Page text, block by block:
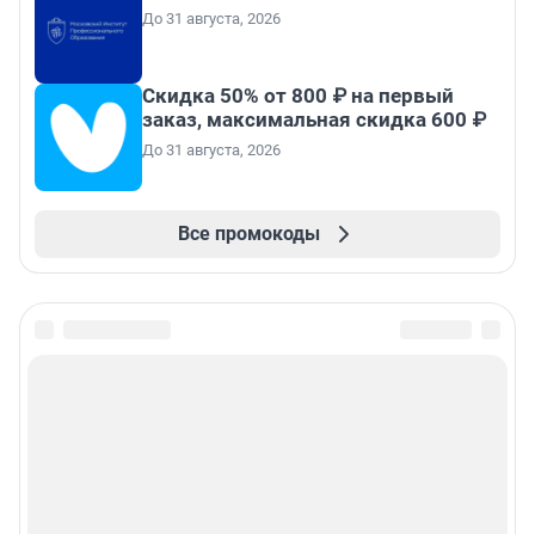
До 31 августа, 2026
Скидка 50% от 800 ₽ на первый
заказ, максимальная скидка 600 ₽
До 31 августа, 2026
Все промокоды